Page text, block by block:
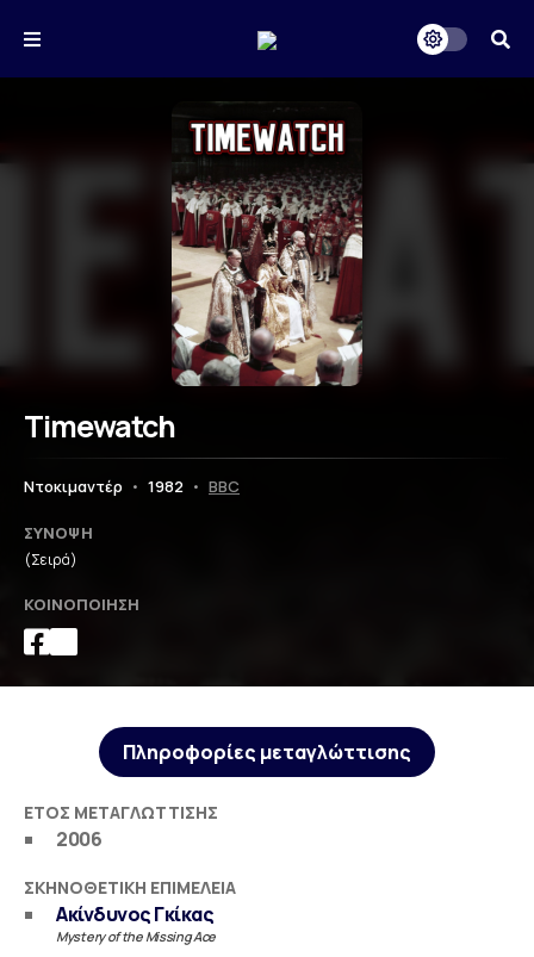
Timewatch
Ντοκιμαντέρ • 1982 • BBC
ΣΎΝΟΨΗ
(Σειρά)
ΚΟΙΝΟΠΟΊΗΣΗ
Πληροφορίες μεταγλώττισης
ΈΤΟΣ ΜΕΤΑΓΛΏΤΤΙΣΗΣ
2006
ΣΚΗΝΟΘΕΤΙΚΉ ΕΠΙΜΈΛΕΙΑ
Ακίνδυνος Γκίκας
Mystery of the Missing Ace